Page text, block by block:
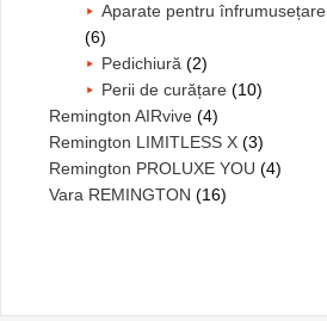
Aparate pentru înfrumusețare
(6)
Pedichiură (2)
Perii de curățare (10)
Remington AIRvive (4)
Remington LIMITLESS X (3)
Remington PROLUXE YOU (4)
Vara REMINGTON (16)